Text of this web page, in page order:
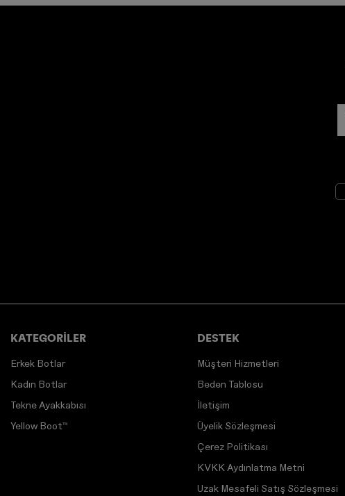
KATEGORİLER
Erkek Botlar
Kadın Botlar
Tekne Ayakkabısı
Yellow Boot™
DESTEK
Müşteri Hizmetleri
Beden Tablosu
İletişim
Üyelik Sözleşmesi
Çerez Politikası
KVKK Aydınlatma Metni
Uzak Mesafeli Satış Sözleşmesi